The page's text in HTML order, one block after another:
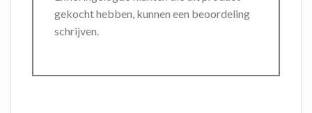
gekocht hebben, kunnen een beoordeling
schrijven.